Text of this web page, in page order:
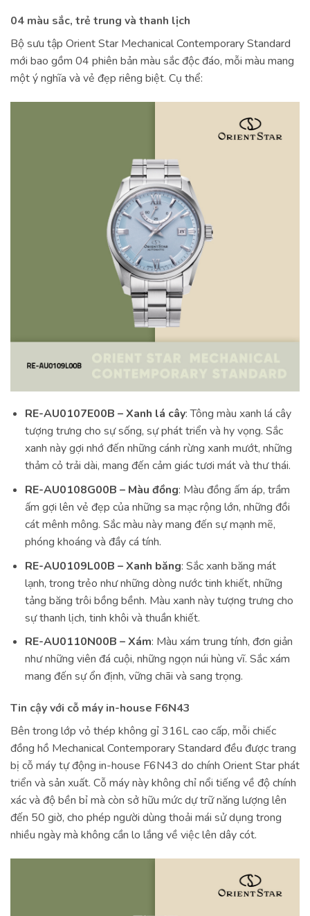
04 màu sắc, trẻ trung và thanh lịch
Bộ sưu tập Orient Star Mechanical Contemporary Standard
mới bao gồm 04 phiên bản màu sắc độc đáo, mỗi màu mang
một ý nghĩa và vẻ đẹp riêng biệt. Cụ thể:
RE-AU0107E00B – Xanh lá cây: Tông màu xanh lá cây
tượng trưng cho sự sống, sự phát triển và hy vọng. Sắc
xanh này gợi nhớ đến những cánh rừng xanh mướt, những
thảm cỏ trải dài, mang đến cảm giác tươi mát và thư thái.
RE-AU0108G00B – Màu đồng: Màu đồng ấm áp, trầm
ấm gợi lên vẻ đẹp của những sa mạc rộng lớn, những đồi
cát mênh mông. Sắc màu này mang đến sự mạnh mẽ,
phóng khoáng và đầy cá tính.
RE-AU0109L00B – Xanh băng: Sắc xanh băng mát
lạnh, trong trẻo như những dòng nước tinh khiết, những
tảng băng trôi bồng bềnh. Màu xanh này tượng trưng cho
sự thanh lịch, tinh khôi và thuần khiết.
RE-AU0110N00B – Xám: Màu xám trung tính, đơn giản
như những viên đá cuội, những ngọn núi hùng vĩ. Sắc xám
mang đến sự ổn định, vững chãi và sang trọng.
Tin cậy với cỗ máy in-house F6N43
Bên trong lớp vỏ thép không gỉ 316L cao cấp, mỗi chiếc
đồng hồ Mechanical Contemporary Standard đều được trang
bị cỗ máy tự động in-house F6N43 do chính Orient Star phát
triển và sản xuất. Cỗ máy này không chỉ nổi tiếng về độ chính
xác và độ bền bỉ mà còn sở hữu mức dự trữ năng lượng lên
đến 50 giờ, cho phép người dùng thoải mái sử dụng trong
nhiều ngày mà không cần lo lắng về việc lên dây cót.